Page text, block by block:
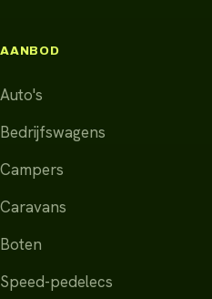
AANBOD
Auto's
Bedrijfswagens
Campers
Caravans
Boten
Speed-pedelecs